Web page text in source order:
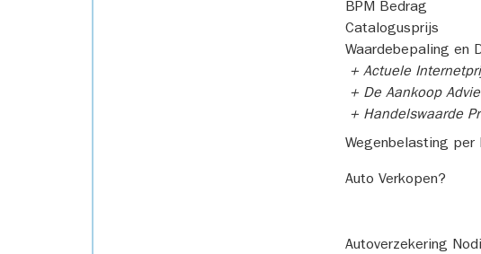
BPM Bedrag
Catalogusprijs
Waardebepaling en
+ Actuele
+ De Aankoop
+ Handelswaarde
Wegenbelasting per
Auto Verkopen?
Autoverzekering